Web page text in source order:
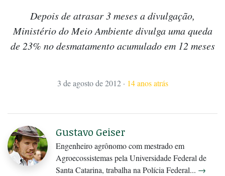
Depois de atrasar 3 meses a divulgação,
Ministério do Meio Ambiente divulga uma queda
de 23% no desmatamento acumulado em 12 meses
3 de agosto de 2012 · 14 anos atrás
Gustavo Geiser
Engenheiro agrônomo com mestrado em
Agroecossistemas pela Universidade Federal de
Santa Catarina, trabalha na Polícia Federal... →